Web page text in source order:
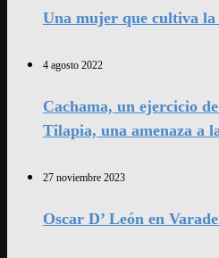
Una mujer que cultiva la
4 agosto 2022
Cachama, un ejercicio
Tilapia, una amenaza a
27 noviembre 2023
Oscar D’ León en